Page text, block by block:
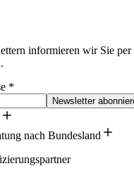
informieren wir Sie
*
Newsletter
nach Bundesland